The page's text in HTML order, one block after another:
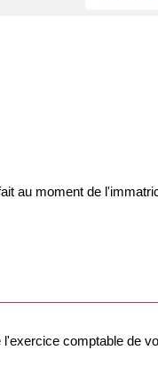
au moment de
comptable de